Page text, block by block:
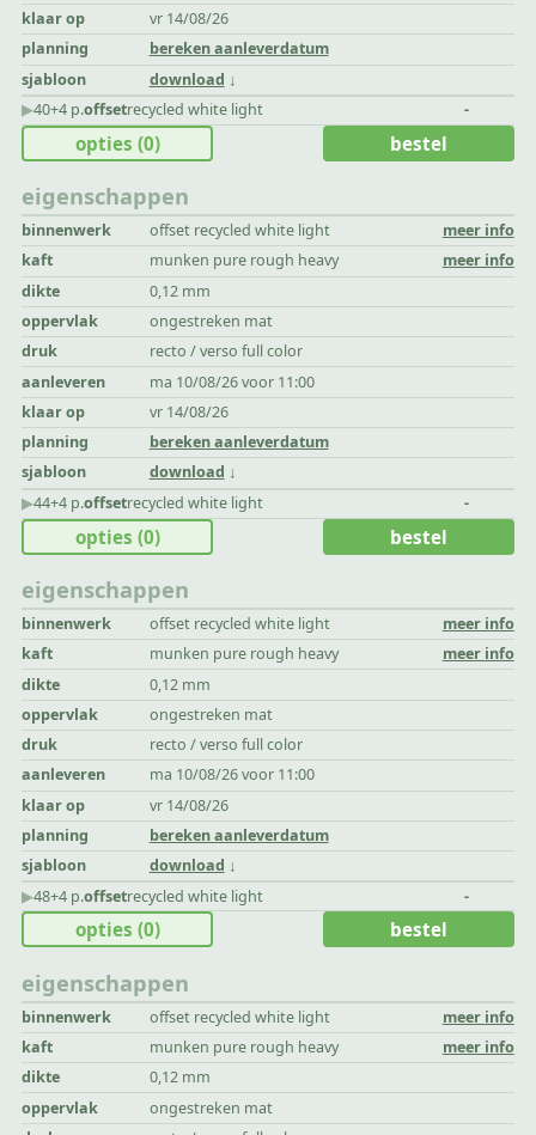
klaar op
vr 14/08/26
planning
bereken aanleverdatum
sjabloon
download
▶︎40+4 p.offsetrecycled white light -
eigenschappen
binnenwerk offset recycled white light
meer info
kaft
munken pure rough heavy
meer info
dikte
0,12 mm
oppervlak
ongestreken mat
druk
recto / verso full color
aanleveren
ma 10/08/26 voor 11:00
klaar op
vr 14/08/26
planning
bereken aanleverdatum
sjabloon
download
opties (0) bestel
▶︎44+4 p.offsetrecycled white light -
eigenschappen
binnenwerk offset recycled white light
meer info
kaft
munken pure rough heavy
meer info
dikte
0,12 mm
oppervlak
ongestreken mat
druk
recto / verso full color
aanleveren
ma 10/08/26 voor 11:00
klaar op
vr 14/08/26
planning
bereken aanleverdatum
sjabloon
download
opties (0) bestel
▶︎48+4 p.offsetrecycled white light -
eigenschappen
binnenwerk offset recycled white light
meer info
kaft
munken pure rough heavy
meer info
dikte
0,12 mm
oppervlak
ongestreken mat
opties (0) bestel